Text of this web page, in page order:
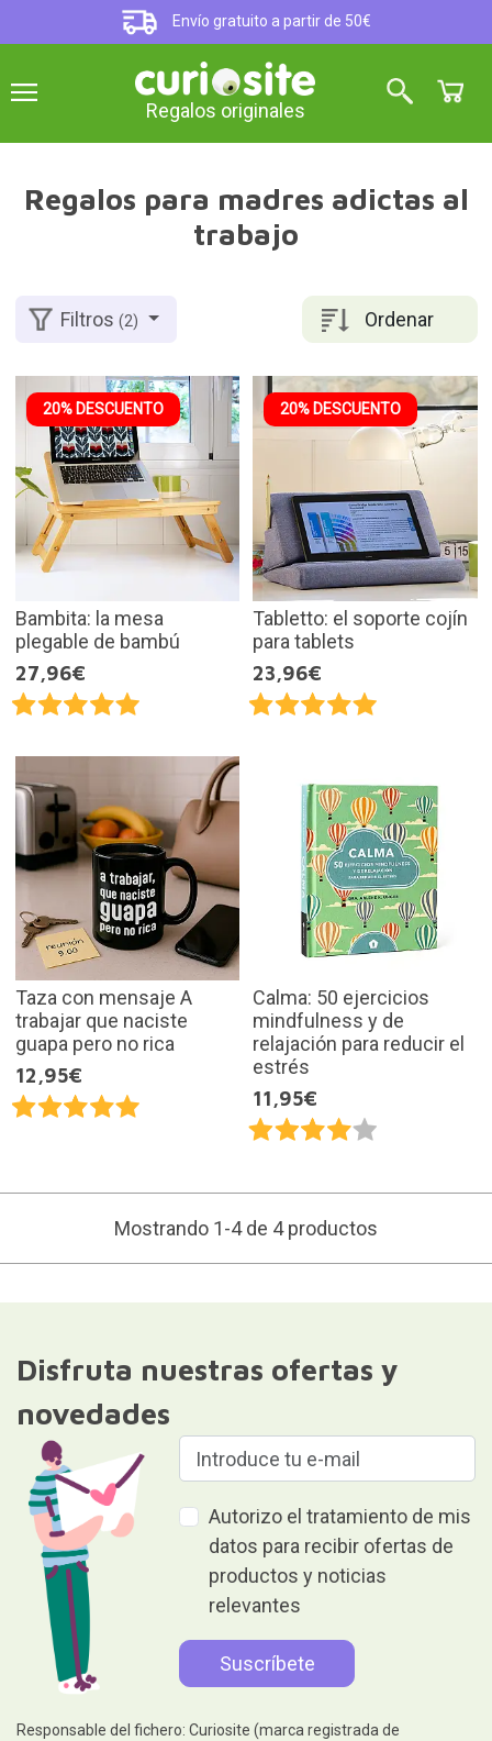
Envío gratuito a partir de 50€
Regalos originales
Regalos para madres adictas al
trabajo
Ordenar
Filtros(2)
20% DESCUENTO
Bambita: la mesa
plegable de bambú
27,96€
20% DESCUENTO
Tabletto: el soporte cojín
para tablets
23,96€
Taza con mensaje A
trabajar que naciste
guapa pero no rica
12,95€
Calma: 50 ejercicios
mindfulness y de
relajación para reducir el
estrés
11,95€
Mostrando 1-4 de 4 productos
Disfruta nuestras ofertas y
novedades
Autorizo el tratamiento de mis
datos para recibir ofertas de
productos y noticias
relevantes
Responsable del fichero: Curiosite (marca registrada de